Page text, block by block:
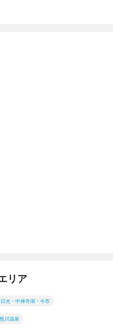
リア
光・中禅寺湖・今市
川温泉